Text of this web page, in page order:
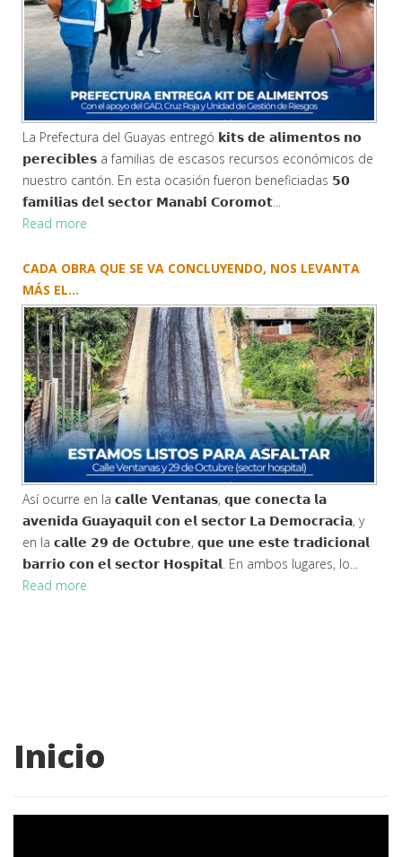
La Prefectura del Guayas entregó 𝗸𝗶𝘁𝘀 𝗱𝗲 𝗮𝗹𝗶𝗺𝗲𝗻𝘁𝗼𝘀 𝗻𝗼
𝗽𝗲𝗿𝗲𝗰𝗶𝗯𝗹𝗲𝘀 a familias de escasos recursos económicos de
nuestro cantón. En esta ocasión fueron beneficiadas 𝟱𝟬
𝗳𝗮𝗺𝗶𝗹𝗶𝗮𝘀 𝗱𝗲𝗹 𝘀𝗲𝗰𝘁𝗼𝗿 𝗠𝗮𝗻𝗮𝗯𝗶́ 𝗖𝗼𝗿𝗼𝗺𝗼𝘁...
Read more
CADA OBRA QUE SE VA CONCLUYENDO, NOS LEVANTA
MÁS EL...
Así ocurre en la 𝗰𝗮𝗹𝗹𝗲 𝗩𝗲𝗻𝘁𝗮𝗻𝗮𝘀, 𝗾𝘂𝗲 𝗰𝗼𝗻𝗲𝗰𝘁𝗮 𝗹𝗮
𝗮𝘃𝗲𝗻𝗶𝗱𝗮 𝗚𝘂𝗮𝘆𝗮𝗾𝘂𝗶𝗹 𝗰𝗼𝗻 𝗲𝗹 𝘀𝗲𝗰𝘁𝗼𝗿 𝗟𝗮 𝗗𝗲𝗺𝗼𝗰𝗿𝗮𝗰𝗶𝗮, y
en la 𝗰𝗮𝗹𝗹𝗲 𝟮𝟵 𝗱𝗲 𝗢𝗰𝘁𝘂𝗯𝗿𝗲, 𝗾𝘂𝗲 𝘂𝗻𝗲 𝗲𝘀𝘁𝗲 𝘁𝗿𝗮𝗱𝗶𝗰𝗶𝗼𝗻𝗮𝗹
𝗯𝗮𝗿𝗿𝗶𝗼 𝗰𝗼𝗻 𝗲𝗹 𝘀𝗲𝗰𝘁𝗼𝗿 𝗛𝗼𝘀𝗽𝗶𝘁𝗮𝗹. En ambos lugares, lo...
Read more
Inicio